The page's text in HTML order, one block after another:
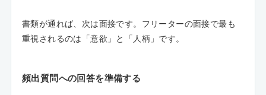
書類が通れば、次は面接です。フリーターの面接で最も
重視されるのは「意欲」と「人柄」です。
頻出質問への回答を準備する